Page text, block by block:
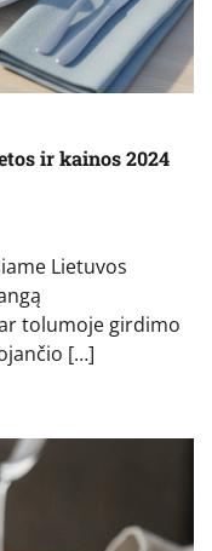
ir kainos 2024
Lietuvos
tolumoje girdimo
[…]